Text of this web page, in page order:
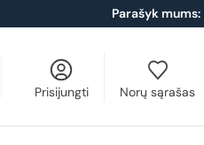
Parašyk mums:
Prisijungti Norų sąrašas